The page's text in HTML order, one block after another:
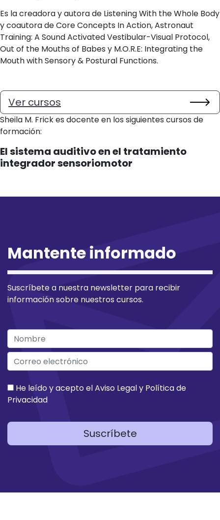
Es la creadora y autora de Listening With the Whole Body
y coautora de Core Concepts In Action, Astronaut
Training: A Sound Activated Vestibular-Visual Protocol,
Out of the Mouths of Babes y M.O.R.E: Integrating the
Mouth with Sensory & Postural Functions.
Ver cursos
Sheila M. Frick es docente en los siguientes cursos de
formación:
El sistema auditivo en el tratamiento
integrador sensoriomotor
Mantente informado
Suscríbete a nuestra newsletter para recibir
información sobre nuestros cursos.
He leído y acepto elAviso Legaly Política de
Privacidad
Suscríbete